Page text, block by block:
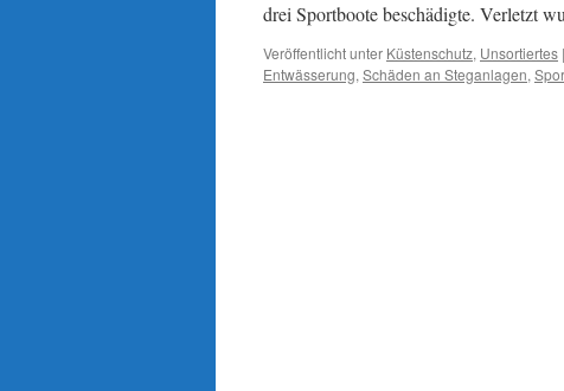
drei Sportboote beschädigte. Verletzt
Veröffentlicht unter Küstenschutz, Unsortiertes |
Entwässerung, Schäden an Steganlagen,